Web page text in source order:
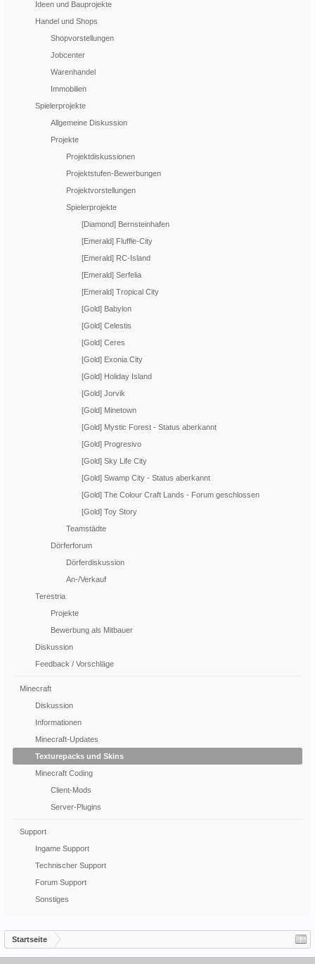
Ideen und Bauprojekte
Handel und Shops
Shopvorstellungen
Jobcenter
Warenhandel
Immobilien
Spielerprojekte
Allgemeine Diskussion
Projekte
Projektdiskussionen
Projektstufen-Bewerbungen
Projektvorstellungen
Spielerprojekte
[Diamond] Bernsteinhafen
[Emerald] Fluffle-City
[Emerald] RC-Island
[Emerald] Serfelia
[Emerald] Tropical City
[Gold] Babylon
[Gold] Celestis
[Gold] Ceres
[Gold] Exonia City
[Gold] Holiday Island
[Gold] Jorvik
[Gold] Minetown
[Gold] Mystic Forest - Status aberkannt
[Gold] Progresivo
[Gold] Sky Life City
[Gold] Swamp City - Status aberkannt
[Gold] The Colour Craft Lands - Forum geschlossen
[Gold] Toy Story
Teamstädte
Dörferforum
Dörferdiskussion
An-/Verkauf
Terestria
Projekte
Bewerbung als Mitbauer
Diskussion
Feedback / Vorschläge
Minecraft
Diskussion
Informationen
Minecraft-Updates
Texturepacks und Skins
Minecraft Coding
Client-Mods
Server-Plugins
Support
Ingame Support
Technischer Support
Forum Support
Sonstiges
Startseite